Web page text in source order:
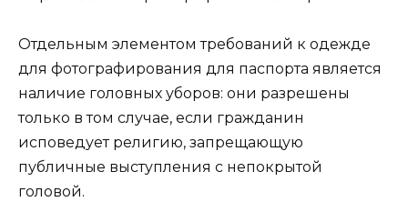
Отдельным элементом требований к одежде
для фотографирования для паспорта является
наличие головных уборов: они разрешены
только в том случае, если гражданин
исповедует религию, запрещающую
публичные выступления с непокрытой
головой.